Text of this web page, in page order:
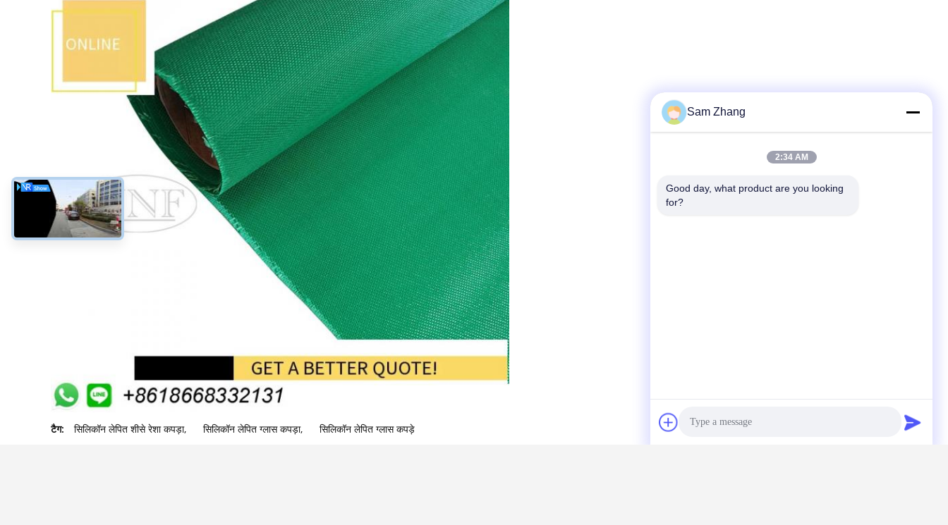
टैग: सिलिकॉन लेपित शीसे रेशा कपड़ा, सिलिकॉन लेपित ग्लास कपड़ा, सिलिकॉन लेपित ग्लास कपड़े
Sam Zhang
2:34 AM
Good day, what product are you looking
for?